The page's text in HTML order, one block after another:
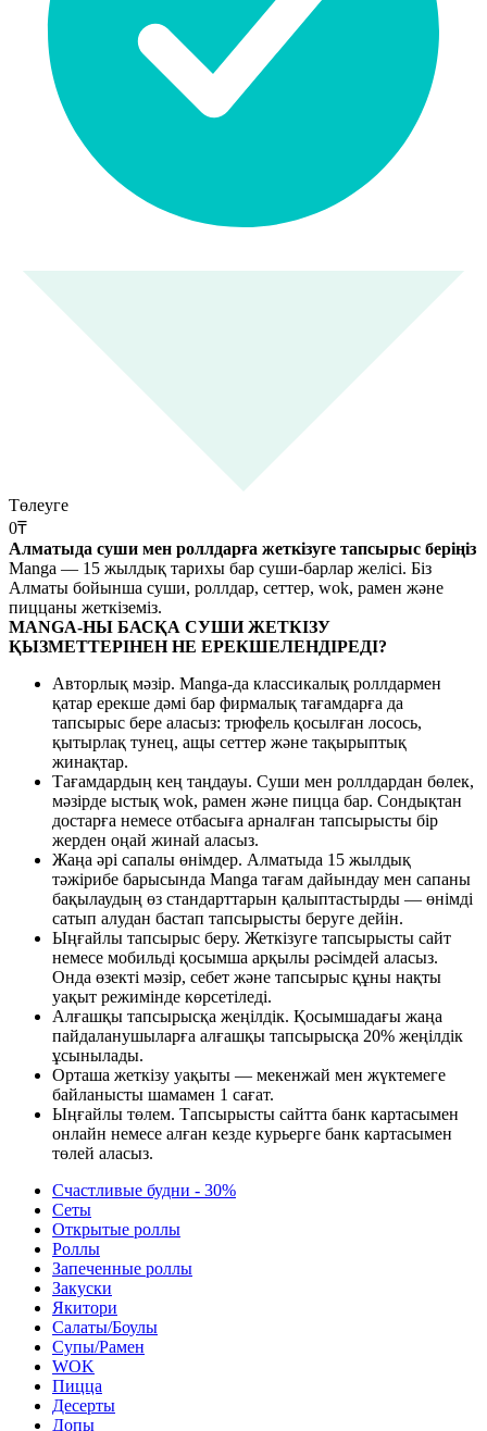
Төлеуге
0₸
Алматыда суши мен роллдарға жеткізуге тапсырыс беріңіз
Manga — 15 жылдық тарихы бар суши-барлар желісі. Біз
Алматы бойынша суши, роллдар, сеттер, wok, рамен және
пиццаны жеткіземіз.
MANGA-НЫ БАСҚА СУШИ ЖЕТКІЗУ
ҚЫЗМЕТТЕРІНЕН НЕ ЕРЕКШЕЛЕНДІРЕДІ?
Авторлық мәзір. Manga-да классикалық роллдармен
қатар ерекше дәмі бар фирмалық тағамдарға да
тапсырыс бере аласыз: трюфель қосылған лосось,
қытырлақ тунец, ащы сеттер және тақырыптық
жинақтар.
Тағамдардың кең таңдауы. Суши мен роллдардан бөлек,
мәзірде ыстық wok, рамен және пицца бар. Сондықтан
достарға немесе отбасыға арналған тапсырысты бір
жерден оңай жинай аласыз.
Жаңа әрі сапалы өнімдер. Алматыда 15 жылдық
тәжірибе барысында Manga тағам дайындау мен сапаны
бақылаудың өз стандарттарын қалыптастырды — өнімді
сатып алудан бастап тапсырысты беруге дейін.
Ыңғайлы тапсырыс беру. Жеткізуге тапсырысты сайт
немесе мобильді қосымша арқылы рәсімдей аласыз.
Онда өзекті мәзір, себет және тапсырыс құны нақты
уақыт режимінде көрсетіледі.
Алғашқы тапсырысқа жеңілдік. Қосымшадағы жаңа
пайдаланушыларға алғашқы тапсырысқа 20% жеңілдік
ұсынылады.
Орташа жеткізу уақыты — мекенжай мен жүктемеге
байланысты шамамен 1 сағат.
Ыңғайлы төлем. Тапсырысты сайтта банк картасымен
онлайн немесе алған кезде курьерге банк картасымен
төлей аласыз.
Счастливые будни - 30%
Сеты
Открытые роллы
Роллы
Запеченные роллы
Закуски
Якитори
Салаты/Боулы
Супы/Рамен
WOK
Пицца
Десерты
Допы